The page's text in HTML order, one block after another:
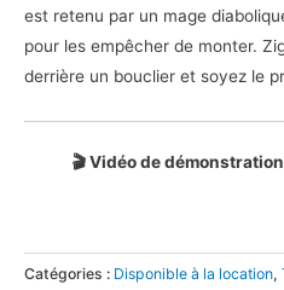
est retenu par un mage
pour les empêcher de monter.
derrière un bouclier et soyez le
🎬 Vidéo de
Catégories : Disponible à la location,